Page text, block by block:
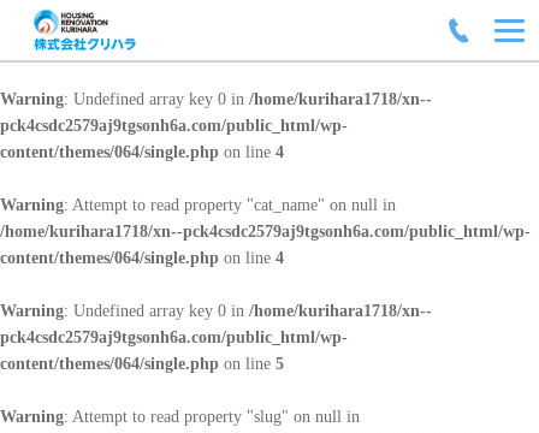
Warning: Undefined array key 0 in /home/kurihara1718/xn--
pck4csdc2579aj9tgsonh6a.com/public_html/wp-
content/themes/064/single.php on line 4
Warning: Attempt to read property "cat_name" on null in
/home/kurihara1718/xn--pck4csdc2579aj9tgsonh6a.com/public_html/wp-
content/themes/064/single.php on line 4
Warning: Undefined array key 0 in /home/kurihara1718/xn--
pck4csdc2579aj9tgsonh6a.com/public_html/wp-
content/themes/064/single.php on line 5
Warning: Attempt to read property "slug" on null in